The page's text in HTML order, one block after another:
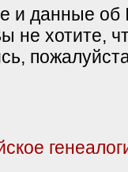
и данные об
не хотите,